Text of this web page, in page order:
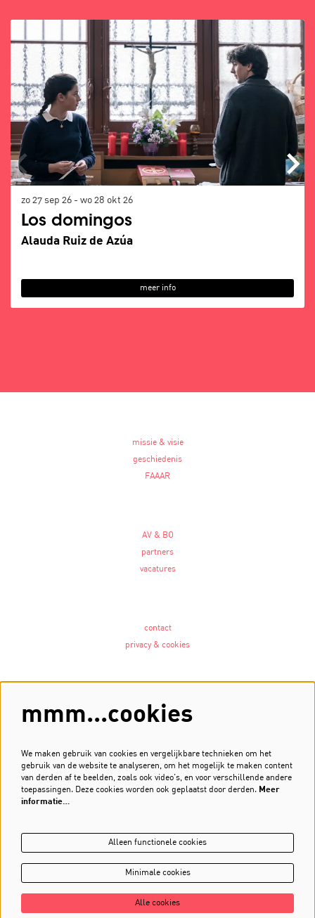
Los domingos
Alauda Ruiz de Azúa
zo 27 sep 26 - wo 28 okt 26
meer info
missie & visie
geschiedenis
FAAAR
AV & BO
partners
vacatures
contact
privacy & cookies
Meld je aan voor de nieuwsbrief
Inschrijven
mmm...cookies
We maken gebruik van cookies en vergelijkbare technieken om het
gebruik van de website te analyseren, om het mogelijk te maken content
van derden af te beelden, zoals ook video’s, en voor verschillende andere
toepassingen. Deze cookies worden ook geplaatst door derden. Meer
informatie…
Alleen functionele cookies
Minimale cookies
Alle cookies